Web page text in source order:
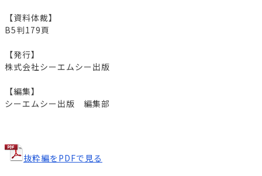
【資料体裁】
B5判179頁
【発行】
株式会社シーエムシー出版
【編集】
シーエムシー出版 編集部
抜粋編をPDFで見る